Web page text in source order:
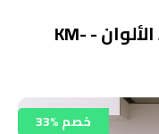
رانر, مقاسات متعدده, متعدد الألوان - KM-
33% خصم